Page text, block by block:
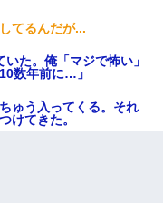
てるんだが...
た。俺「マジで怖い」
数年前に…」
ゅう入ってくる。それ
けてきた。